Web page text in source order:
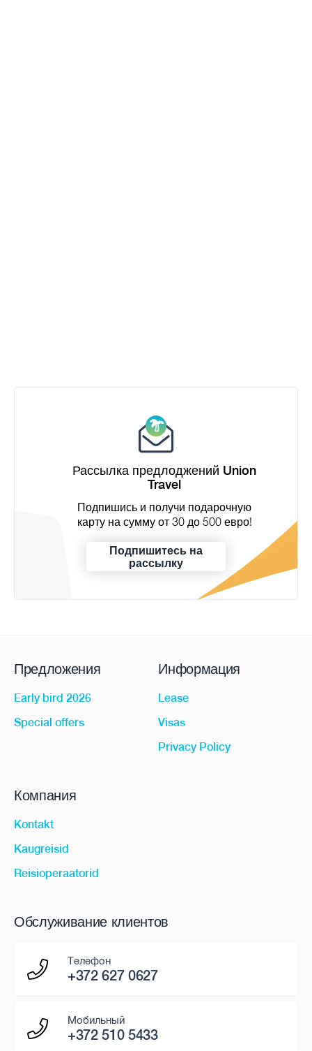
Рассылка предлоджений Union
Travel
Подпишись и получи подарочную
карту на сумму от 30 до 500 евро!
Подпишитесь на
рассылку
Предложения
Early bird 2026
Special offers
Информация
Lease
Visas
Privacy Policy
Компания
Kontakt
Kaugreisid
Reisioperaatorid
Обслуживание клиентов
Телефон
+372 627 0627
Мобильный
+372 510 5433